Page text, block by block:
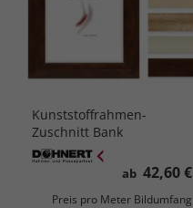
Kunststoffrahmen-
Zuschnitt Bank
ab 42,60 €
Preis pro Meter Bildumfang